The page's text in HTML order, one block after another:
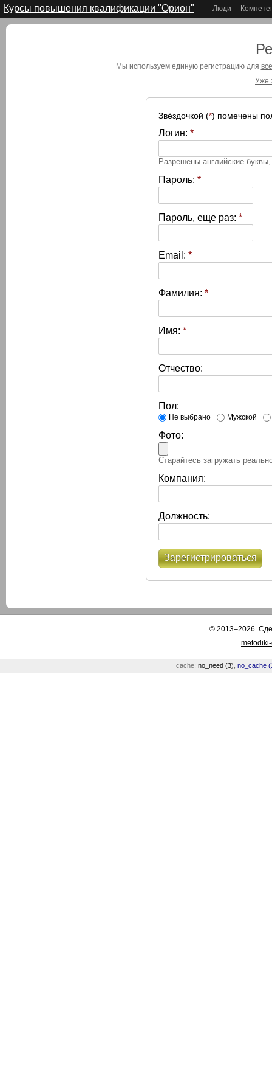
Курсы повышения квалификации "Орион" Люди
Мы используем единую регистрацию для
Уже
Звёздочкой (*) помечены
Логин: *
Разрешены английские
Пароль: *
Пароль, еще раз: *
Email: *
Фамилия: *
Имя: *
Отчество:
Пол:
Не выбрано Мужской
Фото:
Старайтесь загружать
Компания:
Должность:
Зарегистрироваться
© 2013–2026.
cache: no_need (3) no_cache